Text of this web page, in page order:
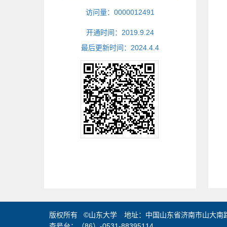
访问量： 0000012491
开通时间： 2019 9 24
最后更新时间： 2024 4 4
版权所有 ©山东大学 地址：中国山东省济南市山大